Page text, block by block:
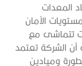
المعدات
الأمان
تتماشى مع
أن الشركة تعتمد
وميادين